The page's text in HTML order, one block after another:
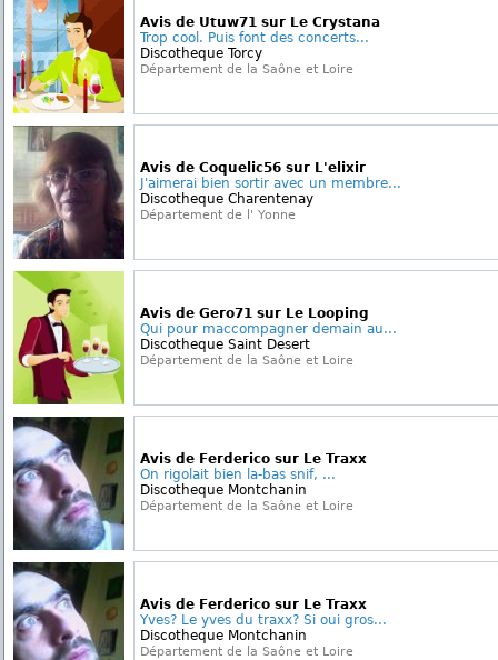
Avis de Utuw71 sur Le Crystana
Trop cool. Puis font des concerts...
Discotheque Torcy
Département de la Saône et Loire
Avis de Coquelic56 sur L'elixir
J'aimerai bien sortir avec un membre...
Discotheque Charentenay
Département de l' Yonne
Avis de Gero71 sur Le Looping
Qui pour maccompagner demain au...
Discotheque Saint Desert
Département de la Saône et Loire
Avis de Ferderico sur Le Traxx
On rigolait bien la-bas snif, ...
Discotheque Montchanin
Département de la Saône et Loire
Avis de Ferderico sur Le Traxx
Yves? Le yves du traxx? Si oui gros...
Discotheque Montchanin
Département de la Saône et Loire